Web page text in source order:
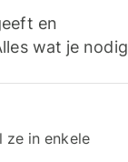
en
wat je nodig
ze in enkele